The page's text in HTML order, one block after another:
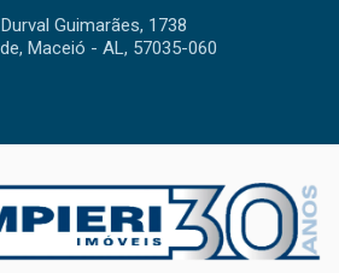
Guimarães, 1738
Maceió - AL, 57035-060